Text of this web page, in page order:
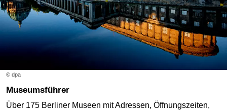
© dpa
Museumsführer
Über 175 Berliner Museen mit Adressen, Öffnungszeiten,